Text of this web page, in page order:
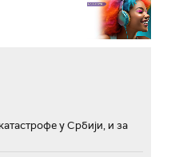
у Србији, и за